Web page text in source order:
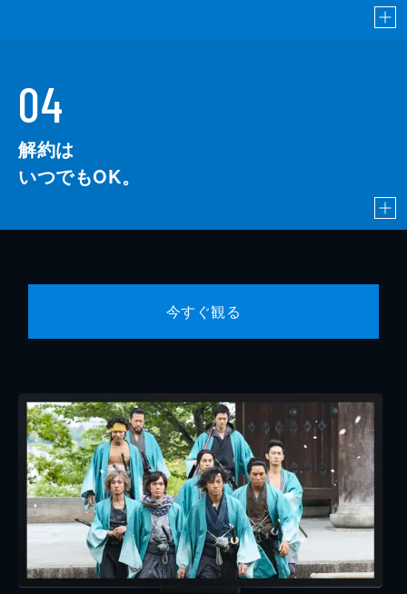
04
解約は
いつでもOK。
今すぐ観る